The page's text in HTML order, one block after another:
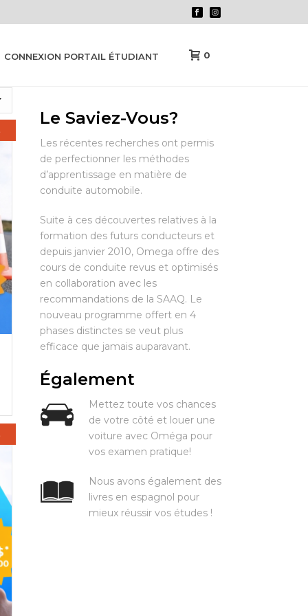
CONNEXION PORTAIL ÉTUDIANT 0
Le Saviez-Vous?
Les récentes recherches ont permis
de perfectionner les méthodes
d’apprentissage en matière de
conduite automobile.
Suite à ces découvertes relatives à la
formation des futurs conducteurs et
depuis janvier 2010, Omega offre des
cours de conduite revus et optimisés
en collaboration avec les
recommandations de la SAAQ. Le
nouveau programme offert en 4
phases distinctes se veut plus
efficace que jamais auparavant.
Également
Mettez toute vos chances
de votre côté et louer une
voiture avec Oméga pour
vos examen pratique!
Nous avons également des
livres en espagnol pour
mieux réussir vos études !